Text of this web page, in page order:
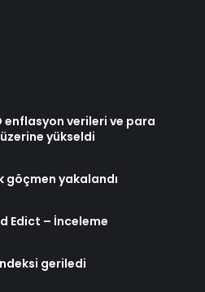
enflasyon verileri ve para
yükseldi
göçmen yakalandı
Edict – İnceleme
geriledi